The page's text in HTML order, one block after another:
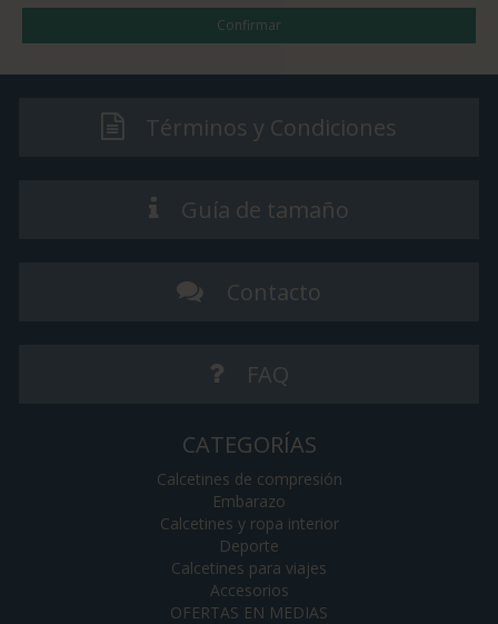
Confirmar
Términos y Condiciones
Guía de tamaño
Contacto
FAQ
CATEGORÍAS
Calcetines de compresión
Embarazo
Calcetines y ropa interior
Deporte
Calcetines para viajes
Accesorios
OFERTAS EN MEDIAS